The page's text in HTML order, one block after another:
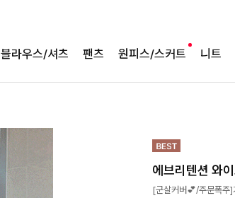
블라우스/셔츠 팬츠 원피스/스커트 니트
에브리텐션 와
[군살커버💕/주문폭주]